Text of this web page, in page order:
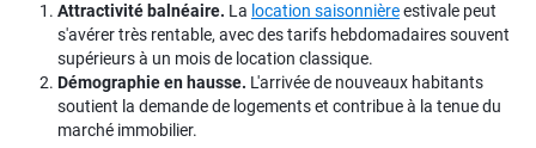
Attractivité balnéaire. La location saisonnièreestivale peut
s'avérer très rentable, avec des tarifs hebdomadaires souvent
supérieurs à un mois de location classique.
Démographie en hausse. L'arrivée de nouveaux habitants
soutient la demande de logements et contribue à la tenue du
marché immobilier.